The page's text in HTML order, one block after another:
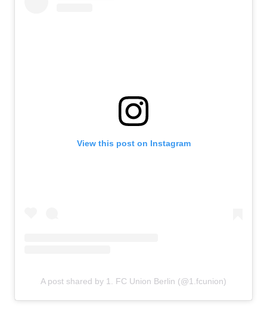
View this post on Instagram
A post shared by 1. FC Union Berlin (@1.fcunion)